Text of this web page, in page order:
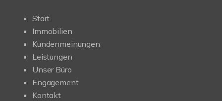
Start
Immobilien
Kundenmeinungen
Leistungen
Unser Büro
Engagement
Kontakt